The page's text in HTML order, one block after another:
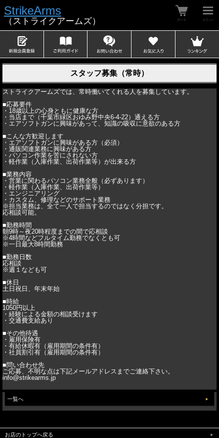
StrikeArms
（ストライクアームズ）
スタッフ募集（常時）
ストライクアームズでは、常時働いてくれる人を募集しています。
■応募要件
・18歳以上の心身ともに健康な方
・当店まで（千葉市緑区おゆみ野中央6-4-22）通える方
・エアソフトガンに興味があって、知識の吸収に意欲のある方
■こんな方歓迎します
・エアソフトガンに興味がある方（必須）
・通販関連業務に興味がある方
・パソコン作業を苦にされない方
・軽作業（入庫作業、出荷作業等）が出来る方
■業務内容
・営業に関わるパソコン業務全般（必ずあります）
・軽作業（入庫作業、出荷作業等）
・エンジニアリング
・カスタム、修理などのサポート業務
※担当業務は、全て一人で担当するのではなく分担です。
応相談可能。
■勤務時間
朝9時～夜20時程度までの間で応相談
※4時間などフルタイム勤務でなくとも可
※一日最大8時間勤務
■勤務日数
応相談
※週１なども可
■休日
土日祝日、年末年始
■時給
1050円以上
・経験による金額の相談受けます
・交通費支給あり
■その他待遇
・雇用保険有
・有給休暇有（雇用期間の条件有）
・社員割引有（雇用期間の条件有）
■問い合わせ先
ご応募、不明な点は下記メールアドレスまでご連絡下さい。
info@strikearms.jp
一覧へ
お店のトップへ戻る